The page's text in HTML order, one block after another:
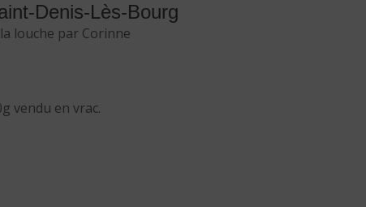
Denis-Lès-Bourg
louche par Corinne
vendu en vrac.